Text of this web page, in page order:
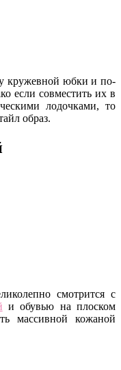
кружевной юбки и по-
если совместить их в
лодочками, то
образ.
смотрится с
и обувью на плоском
массивной кожаной